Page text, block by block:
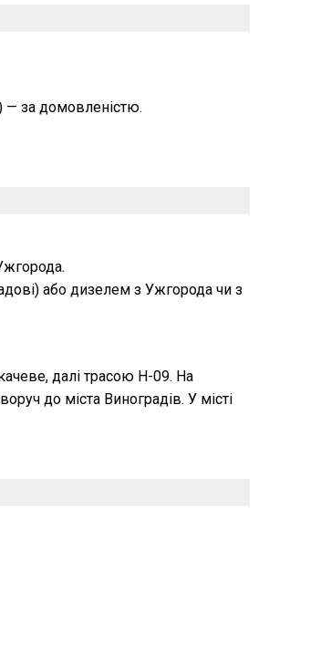
— за домовленістю.
або дизелем з Ужгорода чи з
далі трасою Н-09. На
до міста Виноградів. У місті